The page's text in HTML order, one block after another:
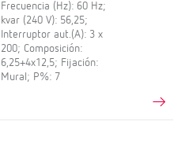
Frecuencia (Hz): 60 Hz;
kvar (240 V): 56,25;
Interruptor aut.(A): 3 x
200; Composición:
6,25+4x12,5; Fijación:
Mural; P%: 7